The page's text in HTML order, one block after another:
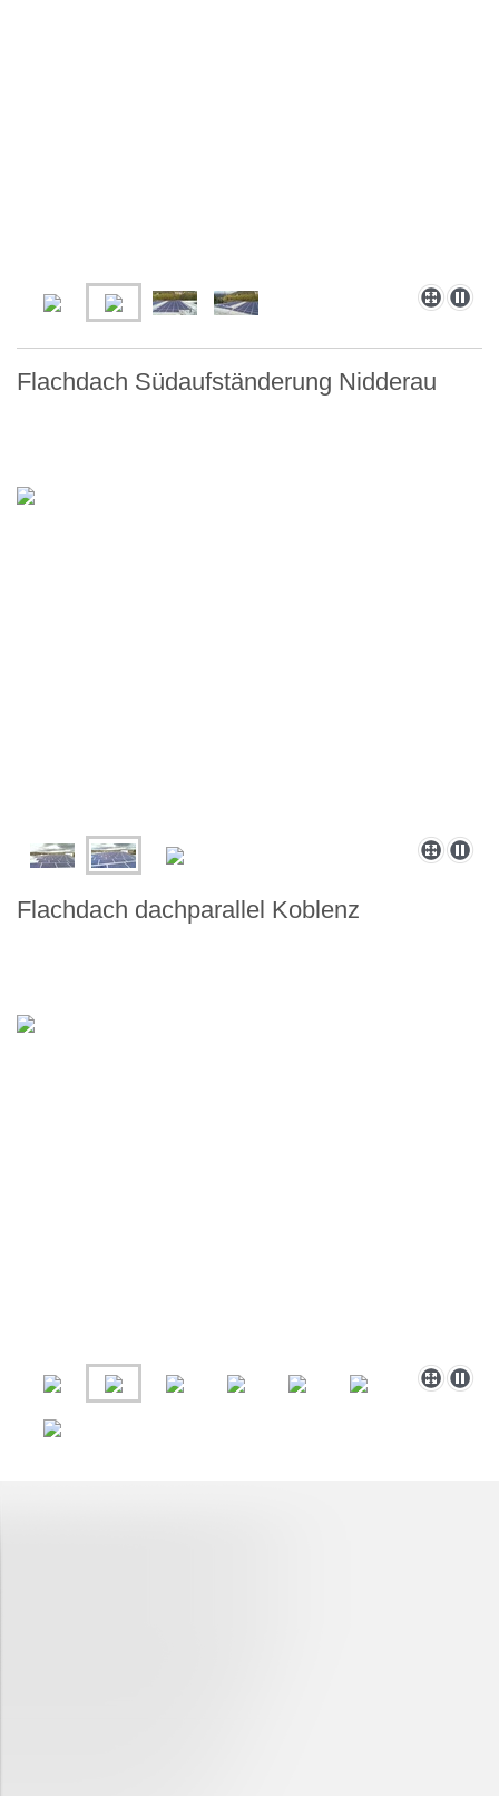
Flachdach Südaufständerung Nidderau
Flachdach dachparallel Koblenz